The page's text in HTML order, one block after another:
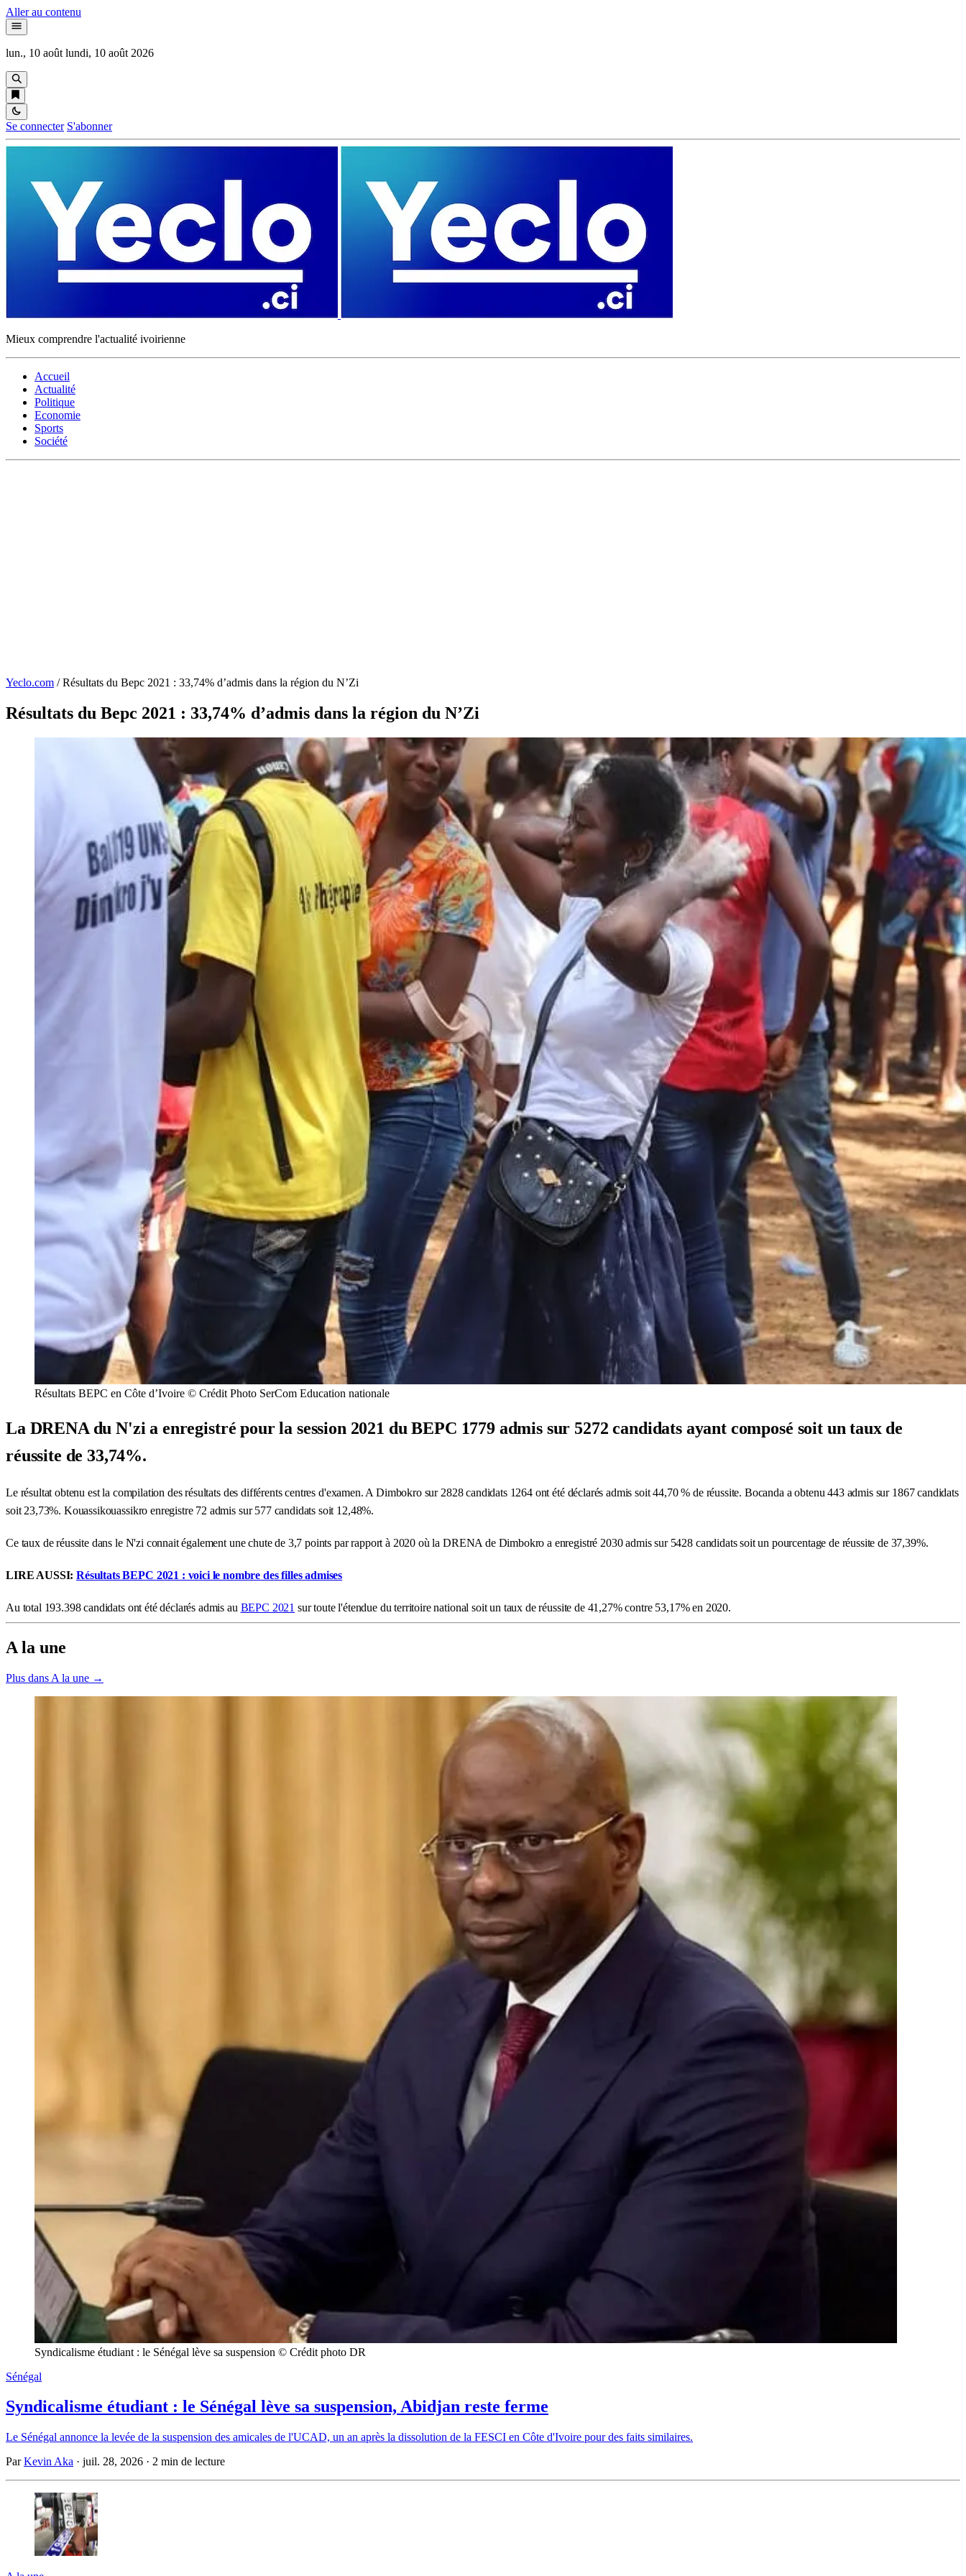
Aller au contenu
lun., 10 août lundi, 10 août 2026
Se connecter S'abonner
Mieux comprendre l'actualité ivoirienne
Accueil
Actualité
Politique
Economie
Sports
Société
Yeclo.com / Résultats du Bepc 2021 : 33,74% d’admis dans la région du N’Zi
Résultats du Bepc 2021 : 33,74% d’admis dans la région du N’Zi
Résultats BEPC en Côte d’Ivoire © Crédit Photo SerCom Education nationale
La DRENA du N'zi a enregistré pour la session 2021 du BEPC 1779 admis sur 5272 candidats ayant composé soit un taux de
réussite de 33,74%.
Le résultat obtenu est la compilation des résultats des différents centres d'examen. A Dimbokro sur 2828 candidats 1264 ont été déclarés admis soit 44,70 % de réussite. Bocanda a obtenu 443 admis sur 1867 candidats
soit 23,73%. Kouassikouassikro enregistre 72 admis sur 577 candidats soit 12,48%.
Ce taux de réussite dans le N'zi connait également une chute de 3,7 points par rapport à 2020 où la DRENA de Dimbokro a enregistré 2030 admis sur 5428 candidats soit un pourcentage de réussite de 37,39%.
LIRE AUSSI:Résultats BEPC 2021 : voici le nombre des filles admises
Au total 193.398 candidats ont été déclarés admis au BEPC 2021 sur toute l'étendue du territoire national soit un taux de réussite de 41,27% contre 53,17% en 2020.
A la une
Plus dans A la une →
Syndicalisme étudiant : le Sénégal lève sa suspension © Crédit photo DR
Sénégal
Syndicalisme étudiant : le Sénégal lève sa suspension, Abidjan reste ferme
Le Sénégal annonce la levée de la suspension des amicales de l'UCAD, un an après la dissolution de la FESCI en Côte d'Ivoire pour des faits similaires.
ParKevin Aka · juil. 28, 2026 · 2 min de lecture